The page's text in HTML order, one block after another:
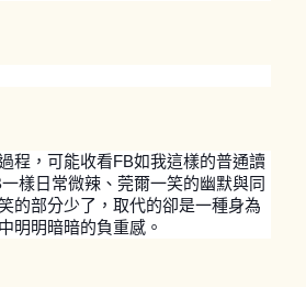
程，可能收看FB如我這樣的普通讀
樣日常微辣、莞爾一笑的幽默與同
的部分少了，取代的卻是一種身為
明明暗暗的負重感。